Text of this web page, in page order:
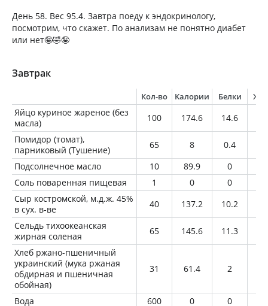
День 58. Вес 95.4. Завтра поеду к эндокринологу,
посмотрим, что скажет. По анализам не понятно диабет
или нет🤪🤣🤪
Завтрак
Кол-во Калории Белки
Яйцо куриное жареное (без
масла)
100 174.6 14.6
Помидор (томат),
парниковый (Тушение)
65 8 0.4
Подсолнечное масло
10 89.9 0
Соль поваренная пищевая
1 0 0
Сыр костромской, м.д.ж. 45%
в сух. в-ве
40 137.2 10.2
Сельдь тихоокеанская
жирная соленая
65 145.6 11.3
Хлеб ржано-пшеничный
украинский (мука ржаная
обдирная и пшеничная
обойная)
31 61.4 2
Вода 600 0 0